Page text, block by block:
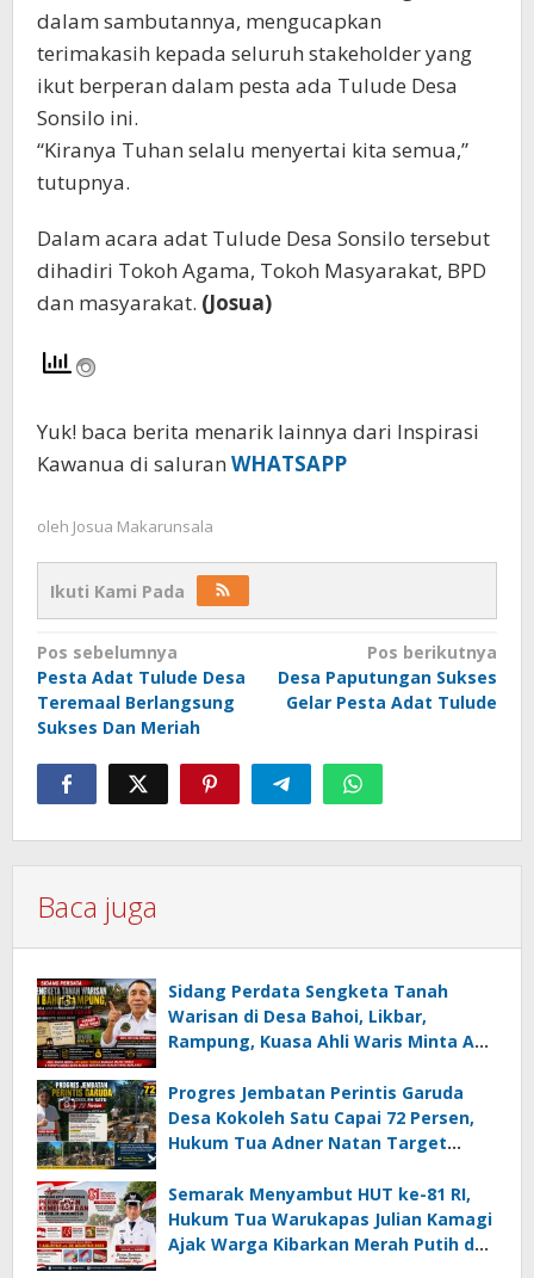
dalam sambutannya, mengucapkan
terimakasih kepada seluruh stakeholder yang
ikut berperan dalam pesta ada Tulude Desa
Sonsilo ini.
“Kiranya Tuhan selalu menyertai kita semua,”
tutupnya.
Dalam acara adat Tulude Desa Sonsilo tersebut
dihadiri Tokoh Agama, Tokoh Masyarakat, BPD
dan masyarakat. (Josua)
Yuk! baca berita menarik lainnya dari Inspirasi
Kawanua di saluran WHATSAPP
oleh Josua Makarunsala
Ikuti Kami Pada
Navigasi
pos
Pos sebelumnya
Pesta Adat Tulude Desa
Teremaal Berlangsung
Sukses Dan Meriah
Pos berikutnya
Desa Paputungan Sukses
Gelar Pesta Adat Tulude
Baca juga
Sidang Perdata Sengketa Tanah
Warisan di Desa Bahoi, Likbar,
Rampung, Kuasa Ahli Waris Minta APH
Korupsi Dandes
Progres Jembatan Perintis Garuda
Desa Kokoleh Satu Capai 72 Persen,
Hukum Tua Adner Natan Target
Semarak Menyambut HUT ke-81 RI,
Hukum Tua Warukapas Julian Kamagi
Ajak Warga Kibarkan Merah Putih dan